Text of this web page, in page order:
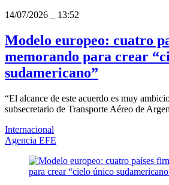
14/07/2026
13:52
Modelo europeo: cuatro
memorando para crear
sudamericano”
“El alcance de este acuerdo es muy
subsecretario de Transporte Aéreo de
Internacional
Agencia EFE